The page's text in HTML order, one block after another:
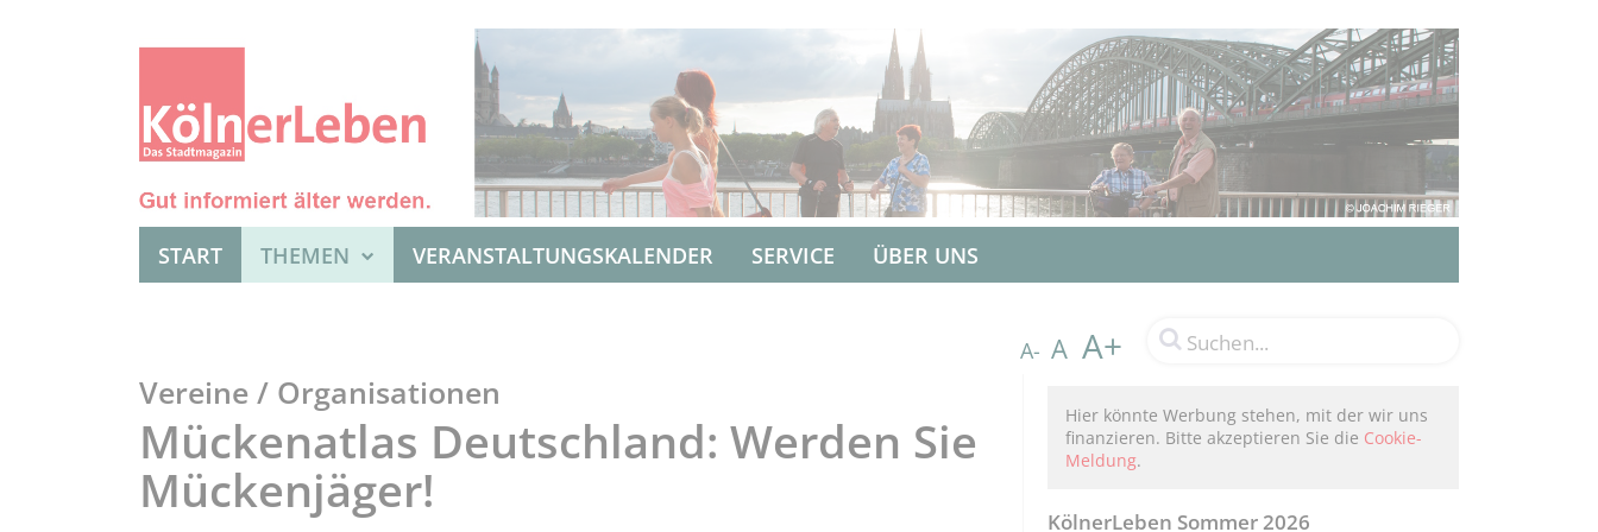
START THEMEN VERANSTALTUNGSKALENDER SERVICE ÜBER UNS
A- A A+
Vereine / Organisationen
Mückenatlas Deutschland: Werden Sie
Mückenjäger!
Hier könnte Werbung stehen, mit der wir uns
finanzieren. Bitte akzeptieren Sie die Cookie-
Meldung.
KölnerLeben Sommer 2026